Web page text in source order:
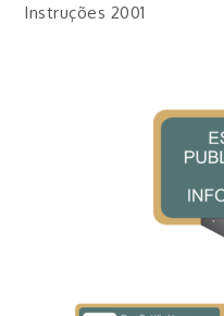
Instruções 2001